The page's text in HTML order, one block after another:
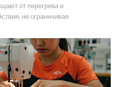
от перегрева и
не ограничивая